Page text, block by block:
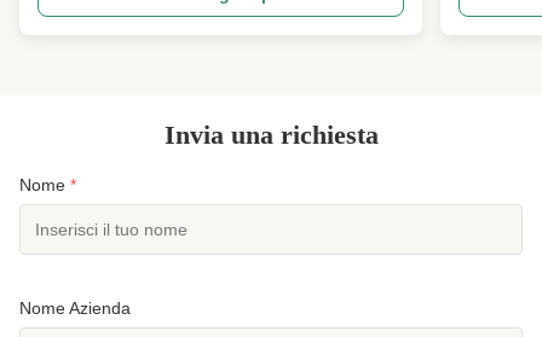
progettazione 1 Codice di progettazione
ANSI/TIA222G,H o Standard Europeo e altri 2
passano la
Invia una richiesta
Nome *
Nome Azienda